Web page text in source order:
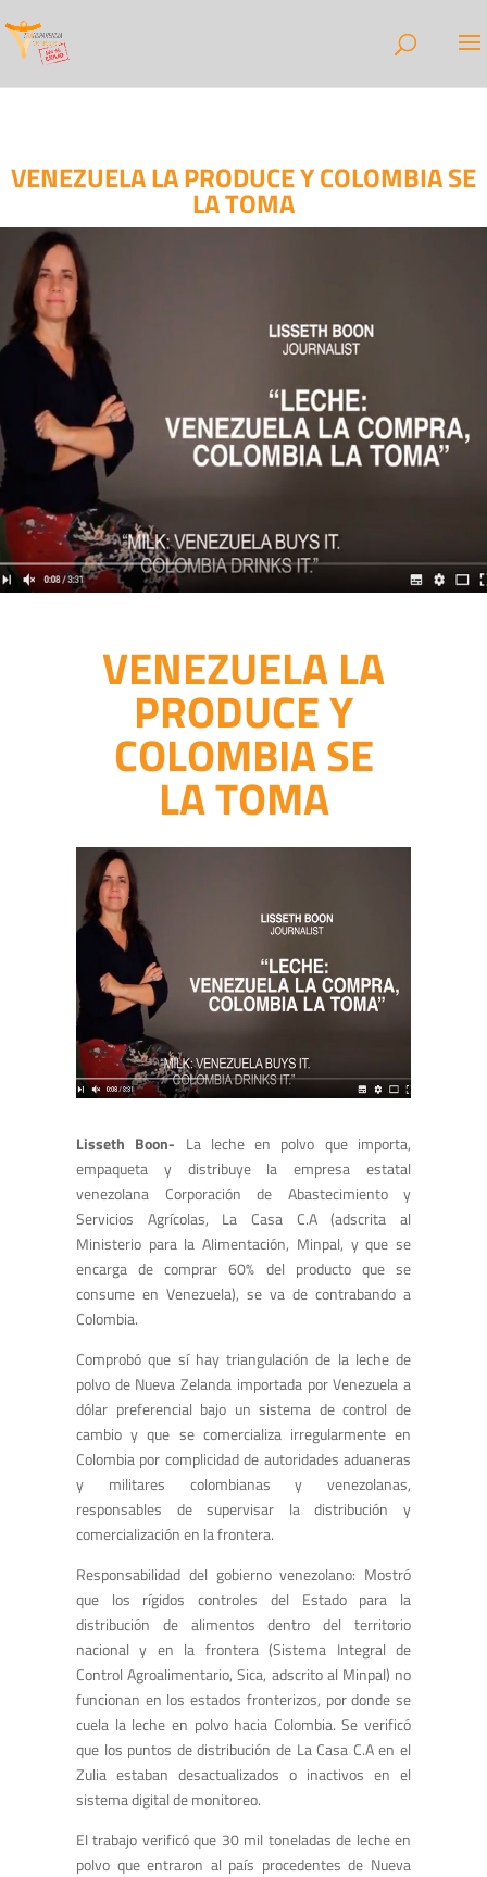
VENEZUELA LA PRODUCE Y COLOMBIA SE
LA TOMA
VENEZUELA LA
PRODUCE Y
COLOMBIA SE
LA TOMA
Lisseth Boon- La leche en polvo que importa,
empaqueta y distribuye la empresa estatal
venezolana Corporación de Abastecimiento y
Servicios Agrícolas, La Casa C.A (adscrita al
Ministerio para la Alimentación, Minpal, y que se
encarga de comprar 60% del producto que se
consume en Venezuela), se va de contrabando a
Colombia.
Comprobó que sí hay triangulación de la leche de
polvo de Nueva Zelanda importada por Venezuela a
dólar preferencial bajo un sistema de control de
cambio y que se comercializa irregularmente en
Colombia por complicidad de autoridades aduaneras
y militares colombianas y venezolanas,
responsables de supervisar la distribución y
comercialización en la frontera.
Responsabilidad del gobierno venezolano: Mostró
que los rígidos controles del Estado para la
distribución de alimentos dentro del territorio
nacional y en la frontera (Sistema Integral de
Control Agroalimentario, Sica, adscrito al Minpal) no
funcionan en los estados fronterizos, por donde se
cuela la leche en polvo hacia Colombia. Se verificó
que los puntos de distribución de La Casa C.A en el
Zulia estaban desactualizados o inactivos en el
sistema digital de monitoreo.
El trabajo verificó que 30 mil toneladas de leche en
polvo que entraron al país procedentes de Nueva